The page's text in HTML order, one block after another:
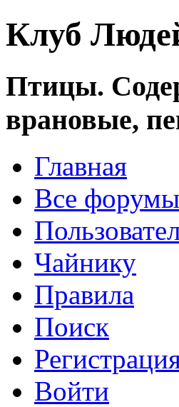
Клуб
Птицы.
врановые,
Главная
Все форумы
Чайнику
Правила
Поиск
Войти